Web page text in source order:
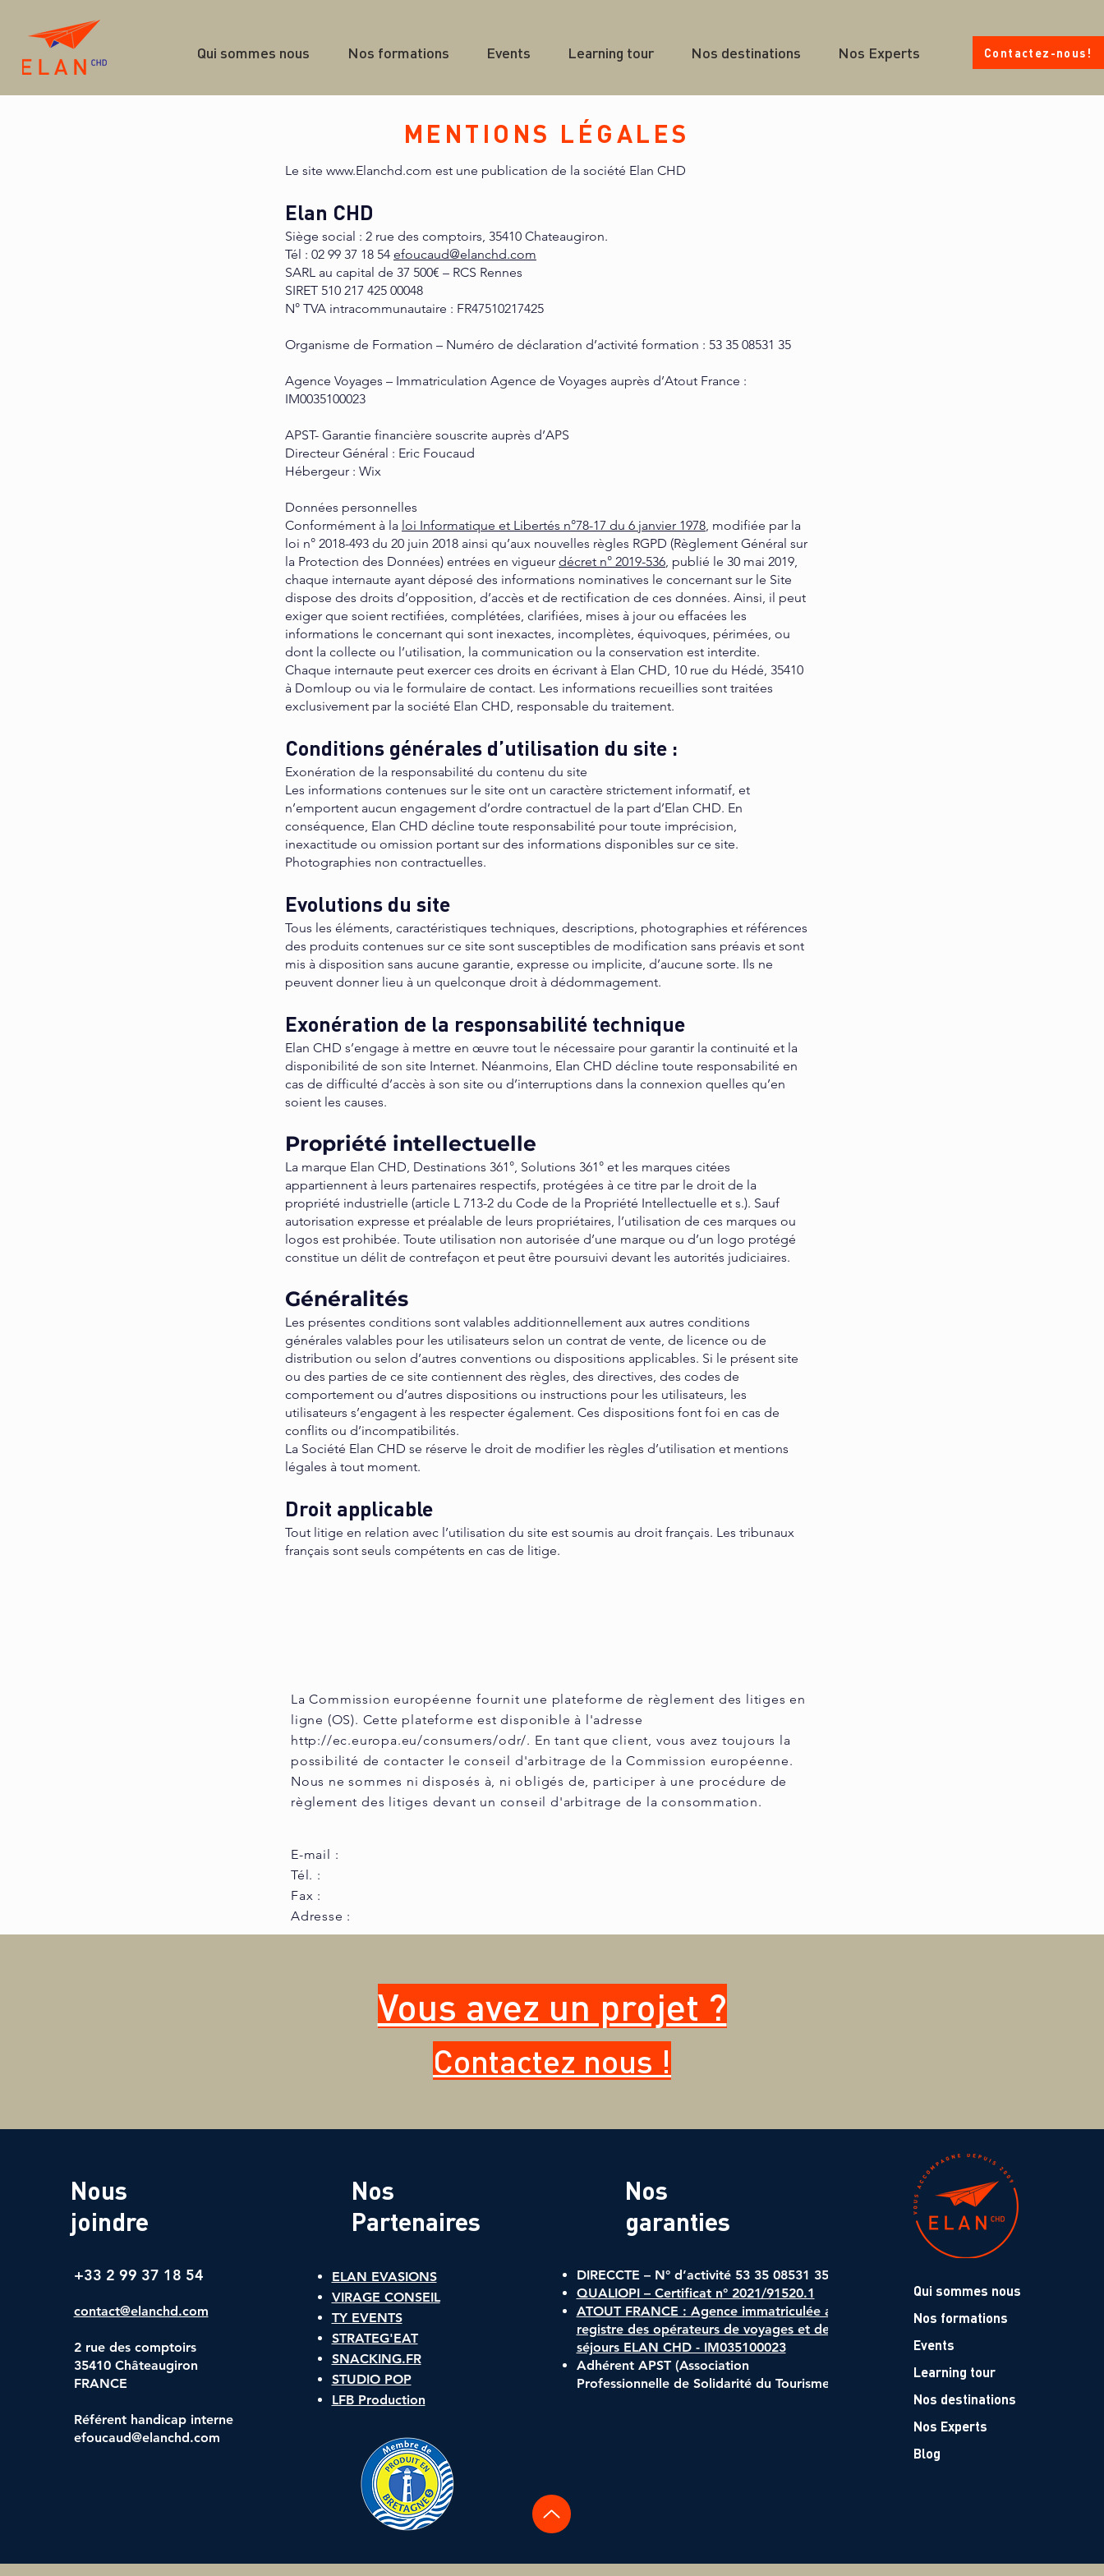
Qui sommes nous Nos formations Events Learning tour Nos destinations Nos Experts Contactez-nous!
MENTIONS LÉGALES
Le site www.Elanchd.com est une publication de la société Elan CHD
Elan CHD
Siège social : 2 rue des comptoirs, 35410 Chateaugiron.
Tél : 02 99 37 18 54 efoucaud@elanchd.com
SARL au capital de 37 500€ – RCS Rennes
SIRET 510 217 425 00048
N° TVA intracommunautaire : FR47510217425
Organisme de Formation – Numéro de déclaration d’activité formation : 53 35 08531 35
Agence Voyages – Immatriculation Agence de Voyages auprès d’Atout France :
IM0035100023
APST- Garantie financière souscrite auprès d’APS
Directeur Général : Eric Foucaud
Hébergeur : Wix
Données personnelles
Conformément à la loi Informatique et Libertés n°78-17 du 6 janvier 1978, modifiée par la
loi n° 2018-493 du 20 juin 2018 ainsi qu’aux nouvelles règles RGPD (Règlement Général sur
la Protection des Données) entrées en vigueur décret n° 2019-536, publié le 30 mai 2019,
chaque internaute ayant déposé des informations nominatives le concernant sur le Site
dispose des droits d’opposition, d’accès et de rectification de ces données. Ainsi, il peut
exiger que soient rectifiées, complétées, clarifiées, mises à jour ou effacées les
informations le concernant qui sont inexactes, incomplètes, équivoques, périmées, ou
dont la collecte ou l’utilisation, la communication ou la conservation est interdite.
Chaque internaute peut exercer ces droits en écrivant à Elan CHD, 10 rue du Hédé, 35410
à Domloup ou via le formulaire de contact. Les informations recueillies sont traitées
exclusivement par la société Elan CHD, responsable du traitement.
Conditions générales d’utilisation du site :
Exonération de la responsabilité du contenu du site
Les informations contenues sur le site ont un caractère strictement informatif, et
n’emportent aucun engagement d’ordre contractuel de la part d’Elan CHD. En
conséquence, Elan CHD décline toute responsabilité pour toute imprécision,
inexactitude ou omission portant sur des informations disponibles sur ce site.
Photographies non contractuelles.
Evolutions du site
Tous les éléments, caractéristiques techniques, descriptions, photographies et références
des produits contenues sur ce site sont susceptibles de modification sans préavis et sont
mis à disposition sans aucune garantie, expresse ou implicite, d’aucune sorte. Ils ne
peuvent donner lieu à un quelconque droit à dédommagement.
Exonération de la responsabilité technique
Elan CHD s’engage à mettre en œuvre tout le nécessaire pour garantir la continuité et la
disponibilité de son site Internet. Néanmoins, Elan CHD décline toute responsabilité en
cas de difficulté d’accès à son site ou d’interruptions dans la connexion quelles qu’en
soient les causes.
Propriété intellectuelle
La marque Elan CHD, Destinations 361°, Solutions 361° et les marques citées
appartiennent à leurs partenaires respectifs, protégées à ce titre par le droit de la
propriété industrielle (article L 713-2 du Code de la Propriété Intellectuelle et s.). Sauf
autorisation expresse et préalable de leurs propriétaires, l’utilisation de ces marques ou
logos est prohibée. Toute utilisation non autorisée d’une marque ou d’un logo protégé
constitue un délit de contrefaçon et peut être poursuivi devant les autorités judiciaires.
Généralités
Les présentes conditions sont valables additionnellement aux autres conditions
générales valables pour les utilisateurs selon un contrat de vente, de licence ou de
distribution ou selon d’autres conventions ou dispositions applicables. Si le présent site
ou des parties de ce site contiennent des règles, des directives, des codes de
comportement ou d’autres dispositions ou instructions pour les utilisateurs, les
utilisateurs s’engagent à les respecter également. Ces dispositions font foi en cas de
conflits ou d’incompatibilités.
La Société Elan CHD se réserve le droit de modifier les règles d’utilisation et mentions
légales à tout moment.
Droit applicable
Tout litige en relation avec l’utilisation du site est soumis au droit français. Les tribunaux
français sont seuls compétents en cas de litige.
La Commission européenne fournit une plateforme de règlement des litiges en
ligne (OS). Cette plateforme est disponible à l'adresse
http://ec.europa.eu/consumers/odr/. En tant que client, vous avez toujours la
possibilité de contacter le conseil d'arbitrage de la Commission européenne.
Nous ne sommes ni disposés à, ni obligés de, participer à une procédure de
règlement des litiges devant un conseil d'arbitrage de la consommation.
E-mail :
Tél. :
Fax :
Adresse :
Vous avez un projet ?
Contactez nous !
Nous
joindre
+33 2 99 37 18 54
contact@elanchd.com
2 rue des comptoirs
35410 Châteaugiron
FRANCE
Référent handicap interne
efoucaud@elanchd.com
Nos
Partenaires
ELAN EVASIONS
VIRAGE CONSEIL
TY EVENTS
STRATEG'EAT
SNACKING.FR
​STUDIO POP
LFB Production
Nos
garanties
DIRECCTE – N° d’activité 53 35 08531 35
QUALIOPI – Certificat n° 2021/91520.1
ATOUT FRANCE : Agence immatriculée au
registre des opérateurs de voyages et de
séjours ELAN CHD - IM035100023
Adhérent APST (Association
Professionnelle de Solidarité du Tourisme)
Qui sommes nous
Nos formations
Events
Learning tour
Nos destinations
Nos Experts
Blog